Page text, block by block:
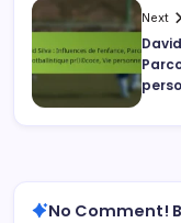
Next
No Comment!